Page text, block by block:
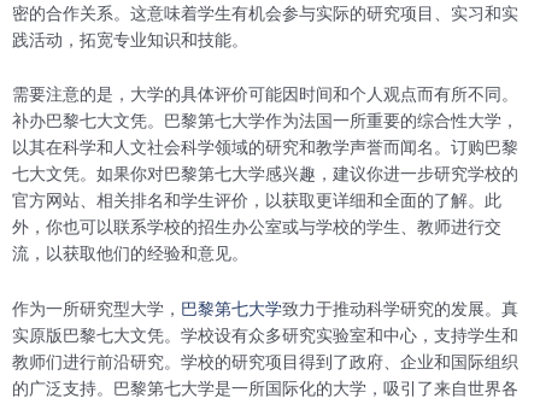
密的合作关系。这意味着学生有机会参与实际的研究项目、实习和实
践活动，拓宽专业知识和技能。
需要注意的是，大学的具体评价可能因时间和个人观点而有所不同。
补办巴黎七大文凭。巴黎第七大学作为法国一所重要的综合性大学，
以其在科学和人文社会科学领域的研究和教学声誉而闻名。订购巴黎
七大文凭。如果你对巴黎第七大学感兴趣，建议你进一步研究学校的
官方网站、相关排名和学生评价，以获取更详细和全面的了解。此
外，你也可以联系学校的招生办公室或与学校的学生、教师进行交
流，以获取他们的经验和意见。
作为一所研究型大学， 巴黎第七大学致力于推动科学研究的发展。真
实原版巴黎七大文凭。学校设有众多研究实验室和中心，支持学生和
教师们进行前沿研究。学校的研究项目得到了政府、企业和国际组织
的广泛支持。巴黎第七大学是一所国际化的大学，吸引了来自世界各